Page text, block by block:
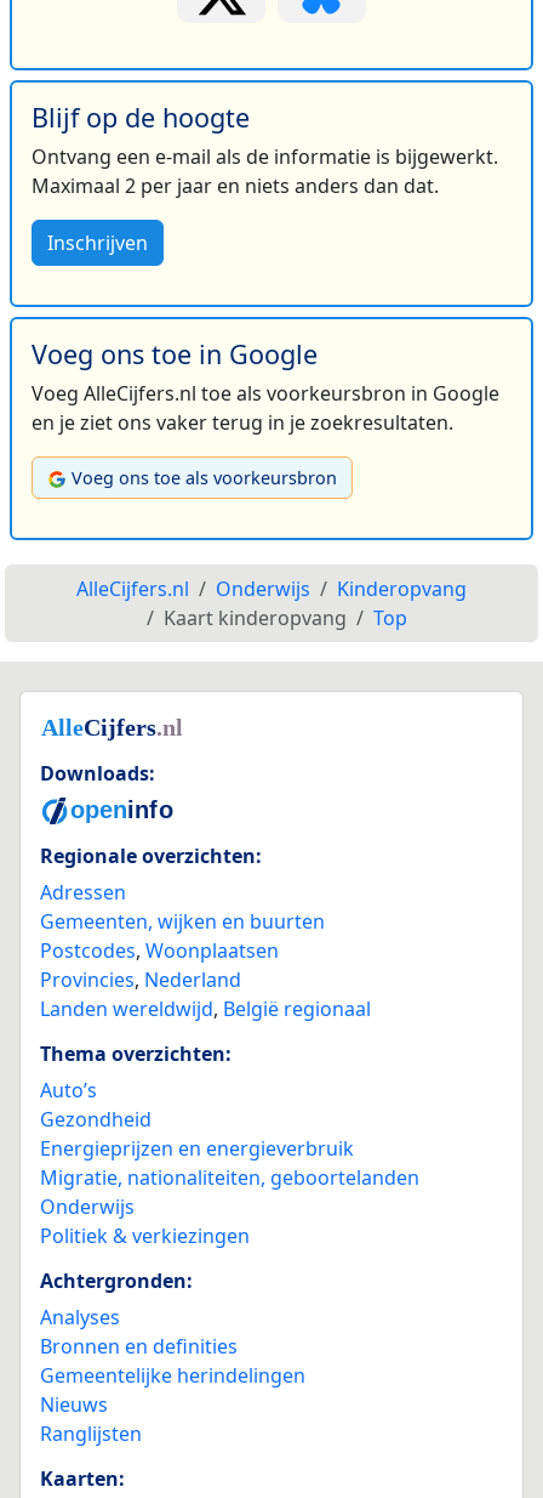
Blijf op de hoogte
Ontvang een e-mail als de informatie is bijgewerkt.
Maximaal 2 per jaar en niets anders dan dat.
Inschrijven
Voeg ons toe in Google
Voeg AlleCijfers.nl toe als voorkeursbron in Google
en je ziet ons vaker terug in je zoekresultaten.
Voeg ons toe als voorkeursbron
AlleCijfers.nl Onderwijs
Kinderopvang
Kaart kinderopvang
Top
Downloads:
Regionale overzichten:
Adressen
Gemeenten, wijken en buurten
Postcodes, Woonplaatsen
Provincies, Nederland
Landen wereldwijd, België regionaal
Thema overzichten:
Auto’s
Gezondheid
Energieprijzen en energieverbruik
Migratie, nationaliteiten, geboortelanden
Onderwijs
Politiek & verkiezingen
Achtergronden:
Analyses
Bronnen en definities
Gemeentelijke herindelingen
Nieuws
Ranglijsten
Kaarten: